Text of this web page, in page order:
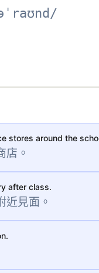
stores around the
店。
after class.
近見面。